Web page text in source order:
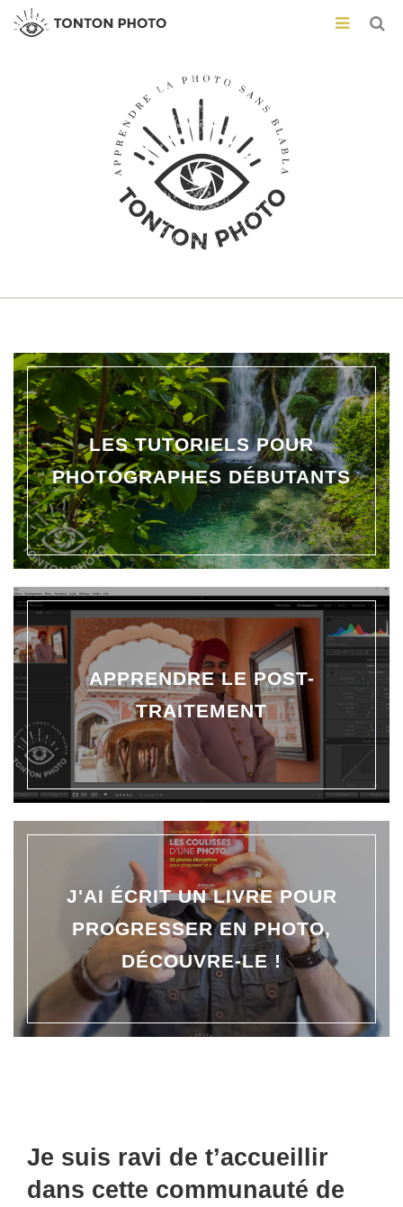
LES TUTORIELS POUR
PHOTOGRAPHES DÉBUTANTS
APPRENDRE LE POST-
TRAITEMENT
J'AI ÉCRIT UN LIVRE POUR
PROGRESSER EN PHOTO,
DÉCOUVRE-LE !
Je suis ravi de t’accueillir
dans cette communauté de